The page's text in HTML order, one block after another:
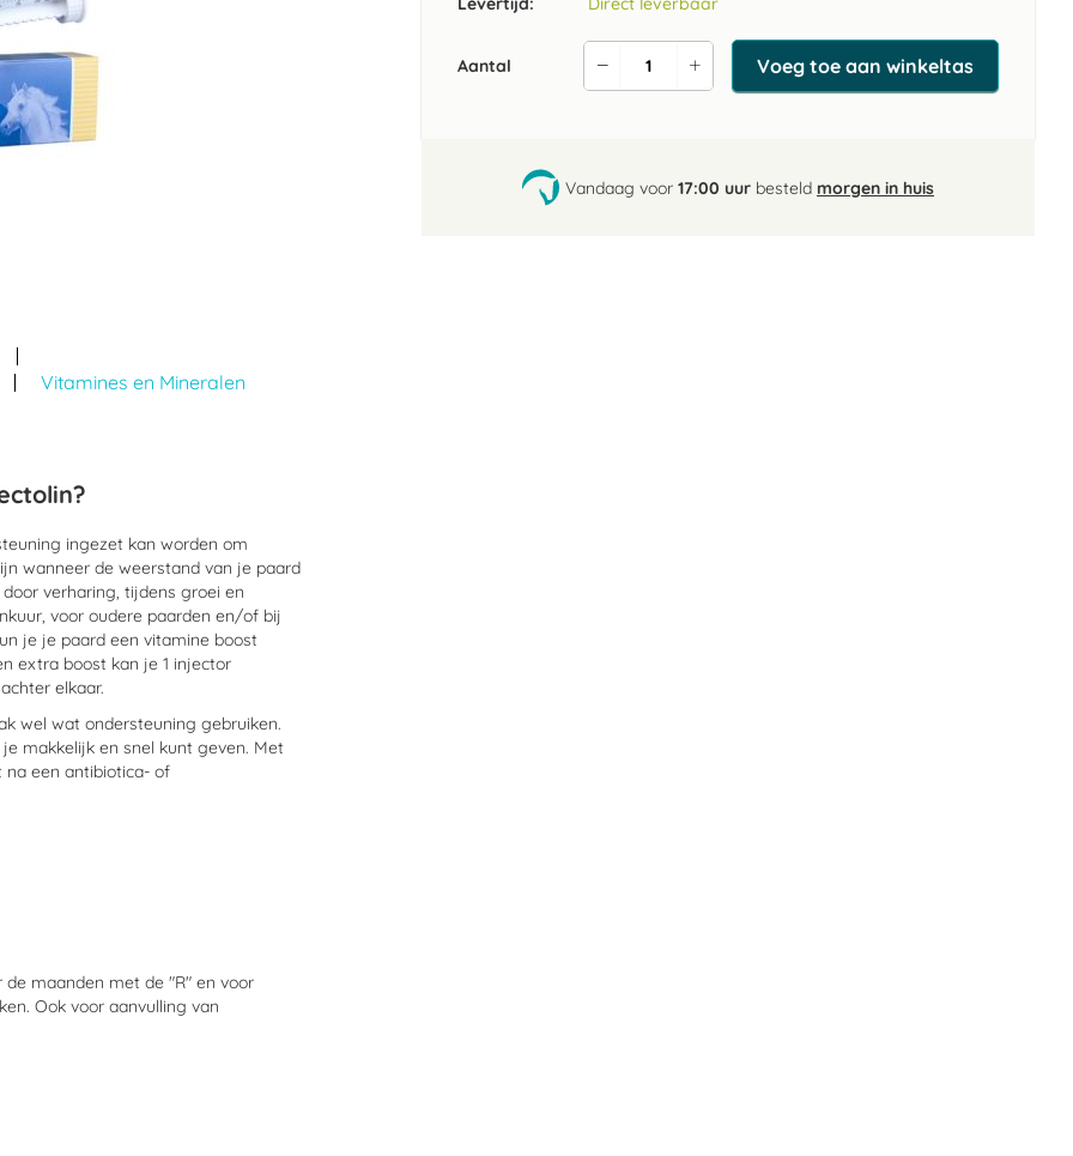
Aantal
Verhoog
de
Verlaag
de
Voeg toe aan winkeltas
Vandaag voor 17:00 uur besteld morgen in huis
Vitamines en Mineralen
ingezet kan worden om
wanneer de weerstand van je paard
verharing, tijdens groei en
voor oudere paarden en/of bij
je je paard een vitamine boost
extra boost kan je 1 injector
elkaar.
wel wat ondersteuning gebruiken.
makkelijk en snel kunt geven. Met
na een antibiotica- of
paard
maanden met de "R" en voor
Ook voor aanvulling van